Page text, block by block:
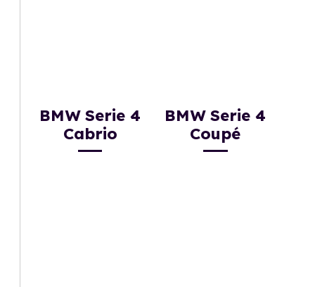
BMW Serie 4
Cabrio
BMW Serie 4
Coupé